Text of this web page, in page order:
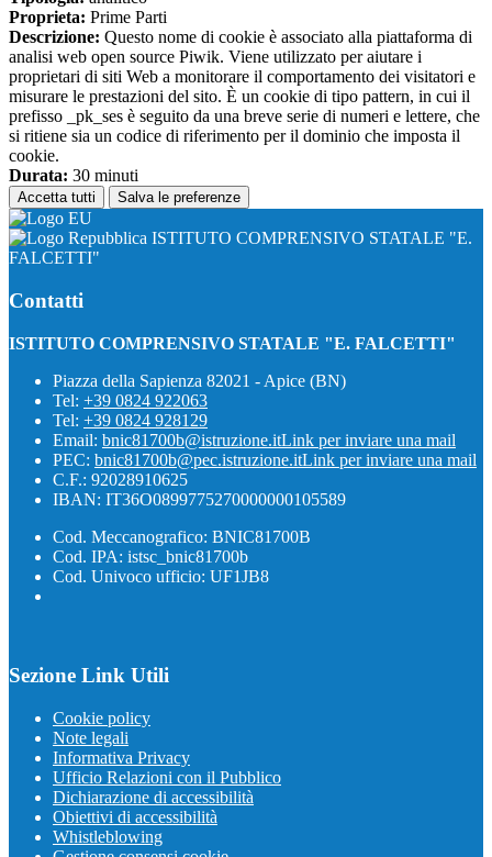
Proprieta: Prime Parti
Descrizione: Questo nome di cookie è associato alla piattaforma di
analisi web open source Piwik. Viene utilizzato per aiutare i
proprietari di siti Web a monitorare il comportamento dei visitatori e
misurare le prestazioni del sito. È un cookie di tipo pattern, in cui il
prefisso _pk_ses è seguito da una breve serie di numeri e lettere, che
si ritiene sia un codice di riferimento per il dominio che imposta il
cookie.
Durata: 30 minuti
Accetta tutti Salva le preferenze
ISTITUTO COMPRENSIVO STATALE "E.
FALCETTI"
Contatti
ISTITUTO COMPRENSIVO STATALE "E. FALCETTI"
Piazza della Sapienza 82021 - Apice (BN)
Tel: +39 0824 922063
Tel: +39 0824 928129
Email: bnic81700b@istruzione.itLink per inviare una mail
PEC: bnic81700b@pec.istruzione.itLink per inviare una mail
C.F.: 92028910625
IBAN: IT36O0899775270000000105589
Cod. Meccanografico: BNIC81700B
Cod. IPA: istsc_bnic81700b
Cod. Univoco ufficio: UF1JB8
Sezione Link Utili
Cookie policy
Note legali
Informativa Privacy
Ufficio Relazioni con il Pubblico
Dichiarazione di accessibilità
Obiettivi di accessibilità
Whistleblowing